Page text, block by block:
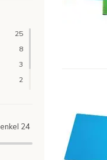
1
1
1
25
8
3
2
enkel 24